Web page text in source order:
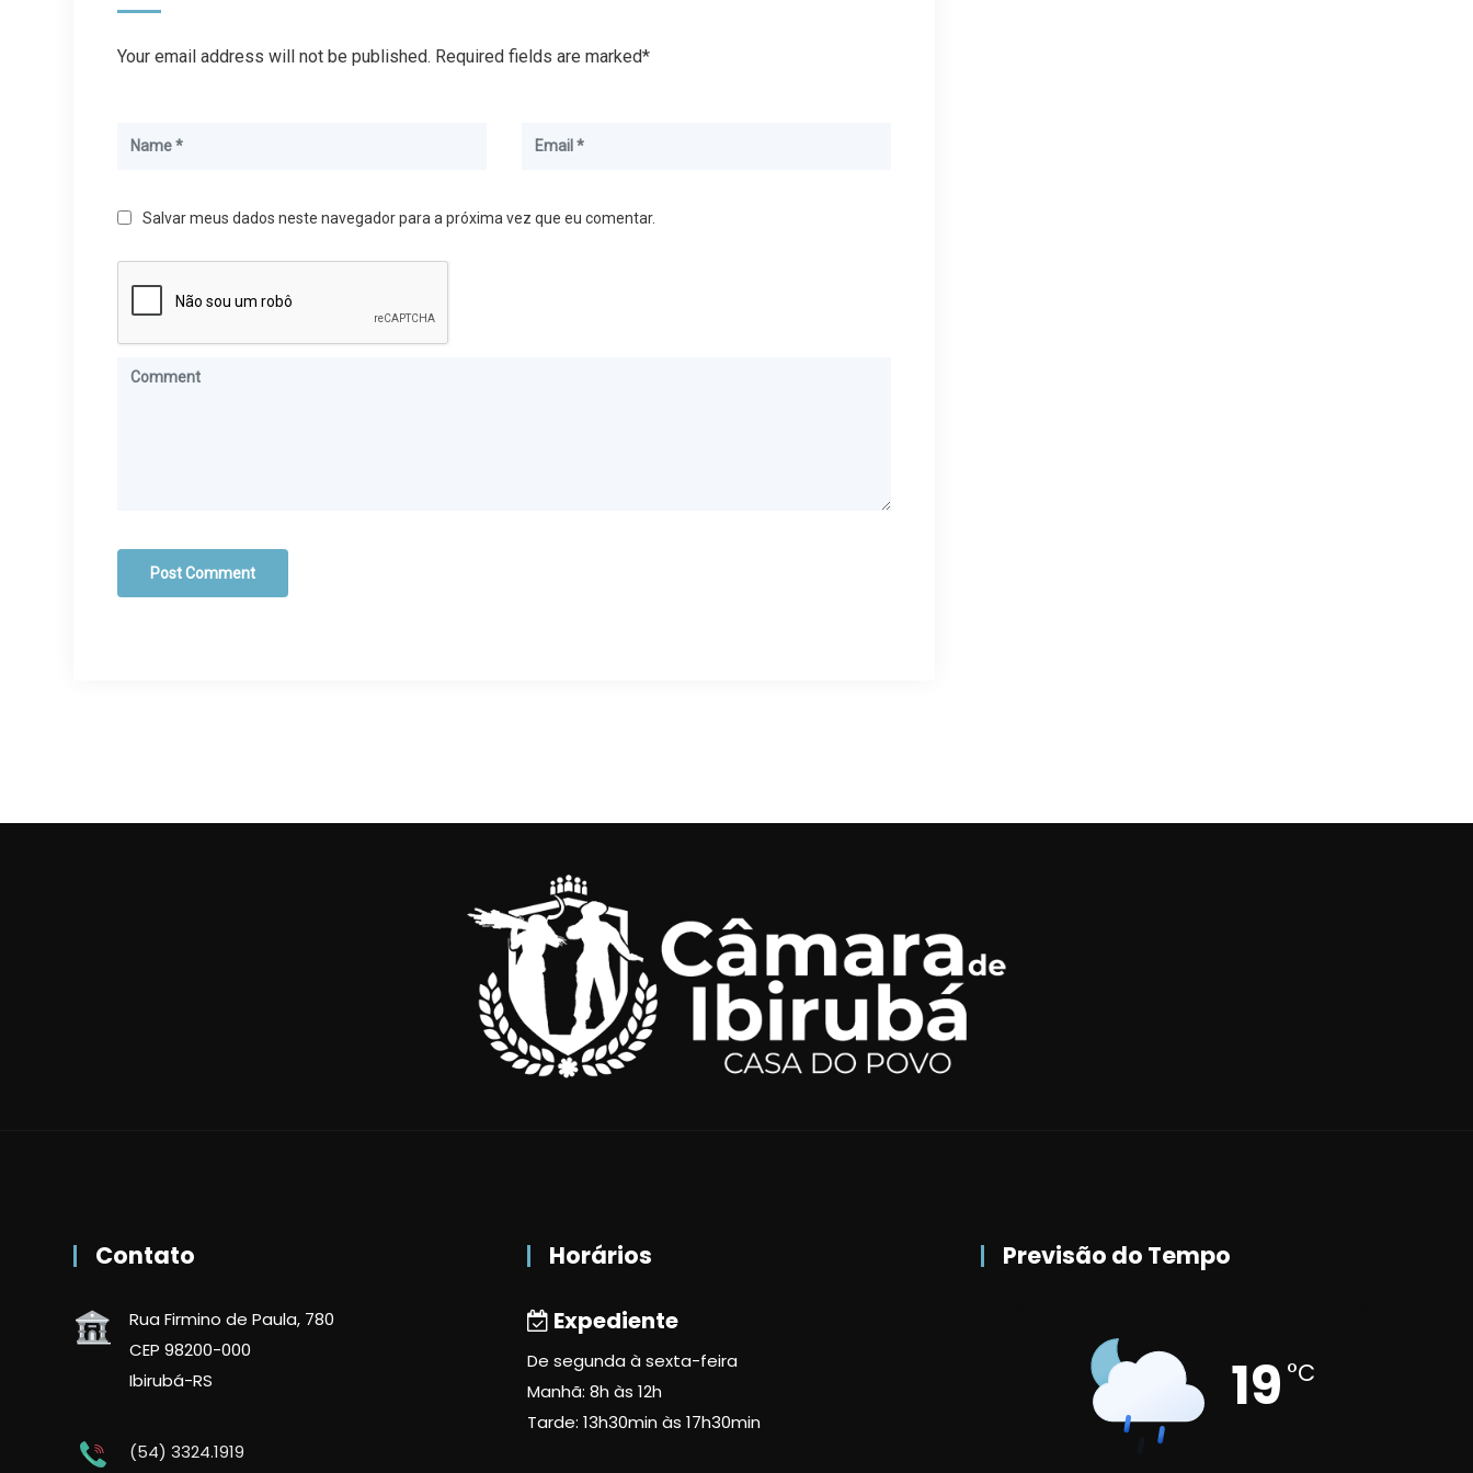
Your email address will not be published. Required fields are marked*
Salvar meus dados neste navegador para a próxima vez que eu comentar.
Contato
Rua Firmino de Paula, 780
CEP 98200-000
Ibirubá-RS
(54) 3324.1919
Horários
Expediente
De segunda à sexta-feira
Manhã: 8h às 12h
Tarde: 13h30min às 17h30min
Previsão do Tempo
19 °C